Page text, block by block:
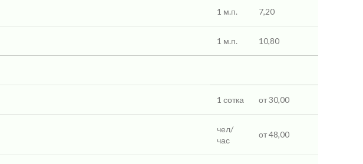
1 м.п. 7,20
1 м.п. 10,80
1 сотка от 30,00
чел/
час
от 48,00